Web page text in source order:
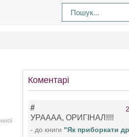
Коментарі
#
УРАААА, ОРИГІНАЛ!!!!
- до книги "Як приборкати